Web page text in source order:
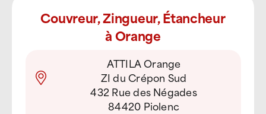
Couvreur, Zingueur, Étancheur
à Orange
ATTILA Orange
ZI du Crépon Sud
432 Rue des Négades
84420 Piolenc